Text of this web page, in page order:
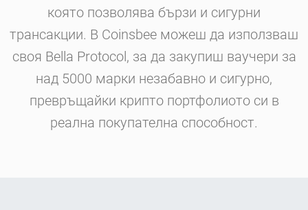
която позволява бързи и сигурни
трансакции. В Coinsbee можеш да използваш
своя Bella Protocol, за да закупиш ваучери за
над 5000 марки незабавно и сигурно,
превръщайки крипто портфолиото си в
реална покупателна способност.